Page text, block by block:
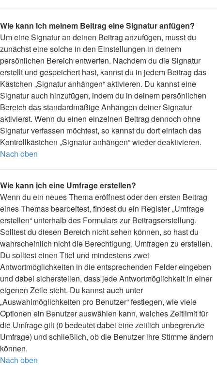
Wie kann ich meinem Beitrag eine Signatur anfügen?
Um eine Signatur an deinen Beitrag anzufügen, musst du
zunächst eine solche in den Einstellungen in deinem
persönlichen Bereich entwerfen. Nachdem du die Signatur
erstellt und gespeichert hast, kannst du in jedem Beitrag das
Kästchen „Signatur anhängen“ aktivieren. Du kannst eine
Signatur auch hinzufügen, indem du in deinem persönlichen
Bereich das standardmäßige Anhängen deiner Signatur
aktivierst. Wenn du einen einzelnen Beitrag dennoch ohne
Signatur verfassen möchtest, so kannst du dort einfach das
Kontrollkästchen „Signatur anhängen“ wieder deaktivieren.
Nach oben
Wie kann ich eine Umfrage erstellen?
Wenn du ein neues Thema eröffnest oder den ersten Beitrag
eines Themas bearbeitest, findest du ein Register „Umfrage
erstellen“ unterhalb des Formulars zur Beitragserstellung.
Solltest du diesen Bereich nicht sehen können, so hast du
wahrscheinlich nicht die Berechtigung, Umfragen zu erstellen.
Du solltest einen Titel und mindestens zwei
Antwortmöglichkeiten in die entsprechenden Felder eingeben
und dabei sicherstellen, dass jede Antwortmöglichkeit in einer
eigenen Zeile steht. Du kannst auch unter
„Auswahlmöglichkeiten pro Benutzer“ festlegen, wie viele
Optionen ein Benutzer auswählen kann, welches Zeitlimit für
die Umfrage gilt (0 bedeutet dabei eine zeitlich unbegrenzte
Umfrage) und schließlich, ob die Benutzer ihre Stimme ändern
können.
Nach oben